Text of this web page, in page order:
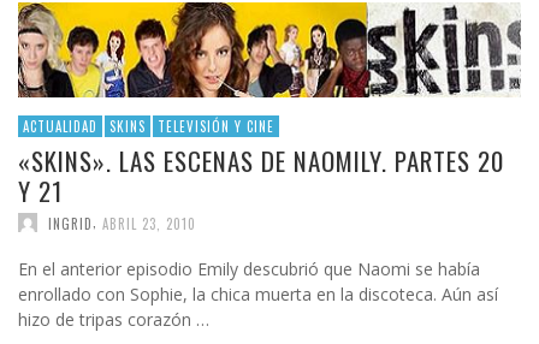
ACTUALIDAD SKINS TELEVISIÓN Y CINE
«SKINS». LAS ESCENAS DE NAOMILY. PARTES 20
Y 21
INGRID ABRIL 23, 2010
En el anterior episodio Emily descubrió que Naomi se había
enrollado con Sophie, la chica muerta en la discoteca. Aún así
hizo de tripas corazón …